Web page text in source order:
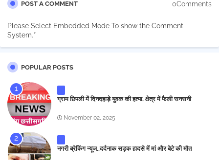
POST A COMMENT 0Comments
Please Select Embedded Mode To show the Comment
System.*
POPULAR POSTS
ग्राम छिपली में दिनदहाड़े युवक की हत्या, क्षेत्र में फैली सनसनी
November 02, 2025
नगरी ब्रेकिंग न्यूज..दर्दनाक सड़क हादसे में मां और बेटे की मौत